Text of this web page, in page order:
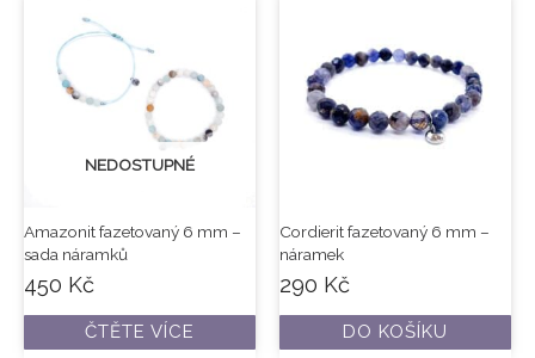
NEDOSTUPNÉ
Amazonit fazetovaný 6 mm –
sada náramků
450 Kč
ČTĚTE VÍCE
Cordierit fazetovaný 6 mm –
náramek
290 Kč
DO KOŠÍKU